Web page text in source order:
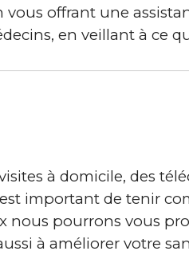
vous offrant une
en veillant à ce
à domicile, des
important de tenir
nous pourrons vous
à améliorer votre